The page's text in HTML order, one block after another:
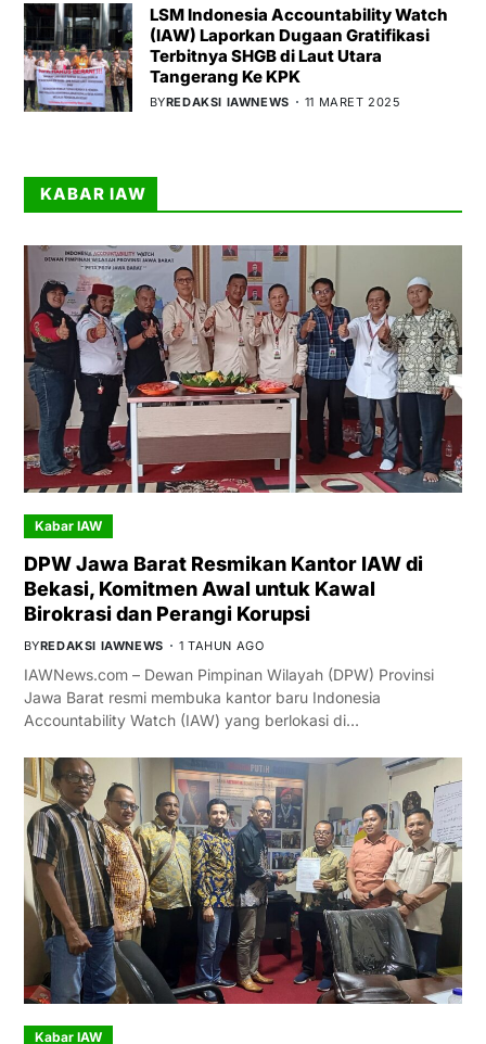
LSM Indonesia Accountability Watch
(IAW) Laporkan Dugaan Gratifikasi
Terbitnya SHGB di Laut Utara
Tangerang Ke KPK
BYREDAKSI IAWNEWS 11 MARET 2025
KABAR IAW
Kabar IAW
DPW Jawa Barat Resmikan Kantor IAW di
Bekasi, Komitmen Awal untuk Kawal
Birokrasi dan Perangi Korupsi
BYREDAKSI IAWNEWS 1 TAHUN AGO
IAWNews.com – Dewan Pimpinan Wilayah (DPW) Provinsi
Jawa Barat resmi membuka kantor baru Indonesia
Accountability Watch (IAW) yang berlokasi di…
Kabar IAW